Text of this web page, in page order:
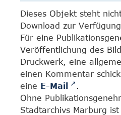
Dieses Objekt steht
Download zur
Für eine
Veröffentlichung des
Druckwerk, eine
einen Kommentar
eine E-Mail
.
Ohne
Stadtarchivs Marburg ist